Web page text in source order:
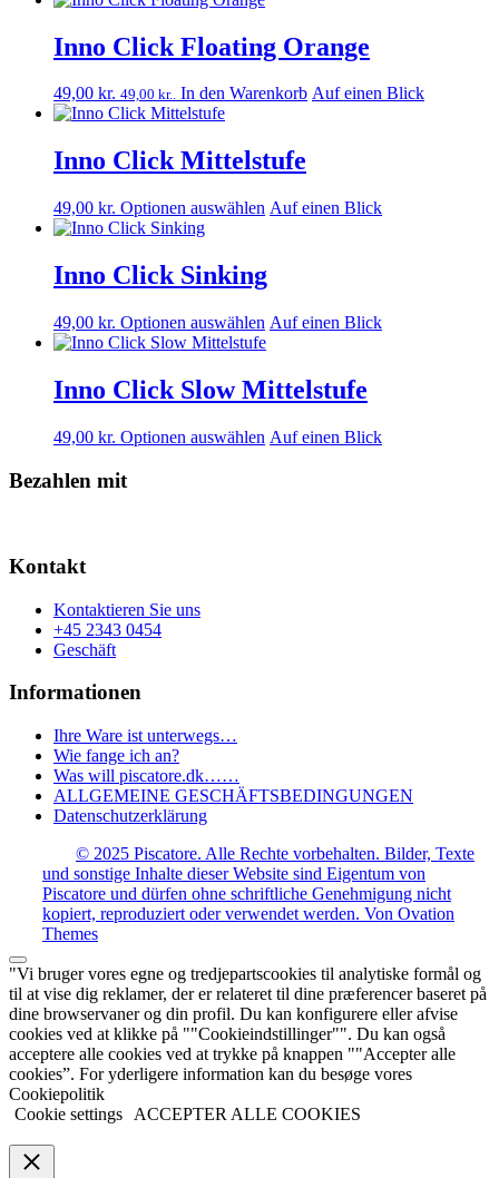
können
auf
der
Produktseite
in
verschiedenen
erhältlich.
können
auf
der
Produktseite
Inno Click Floating Orange
49,00 kr. 49,00 kr.. In den Warenkorb Auf einen Blick
Inno Click Mittelstufe
49,00 kr. Optionen auswählen Dieses
erhältlich.
können
auf
der
Produktseite
Auf einen Blick
Inno Click Sinking
49,00 kr. Optionen auswählen Dieses
in
verschiedenen
erhältlich.
Auf einen Blick
Inno Click Slow Mittelstufe
49,00 kr. Optionen auswählen Dieses
Auf einen Blick
Bezahlen mit
Kontakt
Kontaktieren Sie uns
+45 2343 0454
Geschäft
Informationen
Ihre Ware ist unterwegs…
Wie fange ich an?
Was will piscatore.dk……
ALLGEMEINE GESCHÄFTSBEDINGUNGEN
Datenschutzerklärung
© 2025 Piscatore. Alle Rechte vorbehalten. Bilder, Texte
und sonstige Inhalte dieser Website sind Eigentum von
Piscatore und dürfen ohne schriftliche Genehmigung nicht
kopiert, reproduziert oder verwendet werden. Von Ovation
Themes
"Vi bruger vores egne og tredjepartscookies til analytiske formål og
til at vise dig reklamer, der er relateret til dine præferencer baseret på
dine browservaner og din profil. Du kan konfigurere eller afvise
cookies ved at klikke på ""Cookieindstillinger"". Du kan også
acceptere alle cookies ved at trykke på knappen ""Accepter alle
cookies”. For yderligere information kan du besøge vores
Cookiepolitik
Cookie settings
ACCEPTER ALLE COOKIES